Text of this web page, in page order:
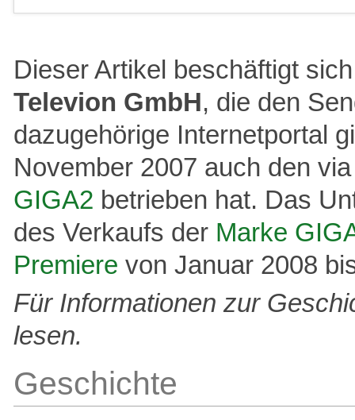
Dieser Artikel beschäftigt
Televion GmbH, die den
dazugehörige Internetportal
November 2007 auch den
GIGA2 betrieben hat. Das
des Verkaufs der Marke
Premiere von Januar 2008
Für Informationen zur
lesen.
Geschichte